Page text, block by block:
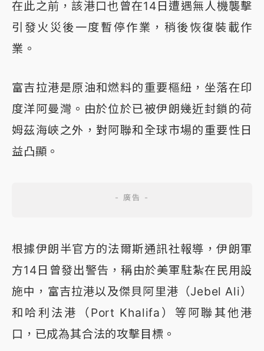
在此之前，該港口也曾在14日遭遇無人機襲擊
引發火災後一度暫停作業，稍後恢復裝載作
業。
富吉拉港是原油和燃料的重要樞紐，坐落在印
度洋阿曼灣。由於位於已被伊朗幾近封鎖的荷
姆茲海峽之外，對阿聯和全球市場的重要性日
益凸顯。
根據伊朗半官方的法爾斯通訊社報導，伊朗軍
方14日曾發出警告，稱由於美軍駐紮在民用設
施中，富吉拉港以及傑貝阿里港（Jebel Ali）
和哈利法港（Port Khalifa）等阿聯其他港
口，已成為其合法的攻擊目標。